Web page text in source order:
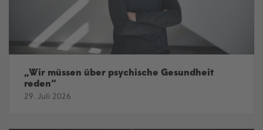
„Wir müssen über psychische Gesundheit
reden“
29. Juli 2026